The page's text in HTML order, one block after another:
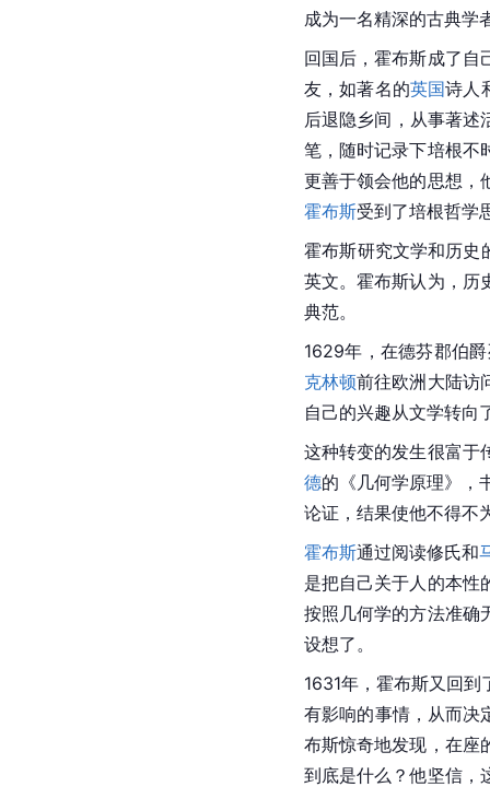
成为一名精深的古典学
回国后，霍布斯成了自
友，如著名的英国诗人
后退隐乡间，从事著述
笔，随时记录下培根不
更善于领会他的思想，
霍布斯受到了培根哲学
霍布斯研究文学和历史
英文。霍布斯认为，历
典范。
1629年，在德芬郡伯
克林顿前往欧洲大陆访
自己的兴趣从文学转向
这种转变的发生很富于
德的《几何学原理》，
论证，结果使他不得不
霍布斯通过阅读修氏和
是把自己关于人的本性
按照几何学的方法准确
设想了。
1631年，霍布斯又回到
有影响的事情，从而决
布斯惊奇地发现，在座
到底是什么？他坚信，